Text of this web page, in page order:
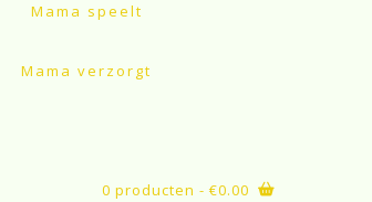
Mama speelt
Mama verzorgt
0 producten - €0.00